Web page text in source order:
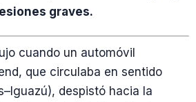
graves.
cuando un automóvil
que circulaba en sentido
despistó hacia la